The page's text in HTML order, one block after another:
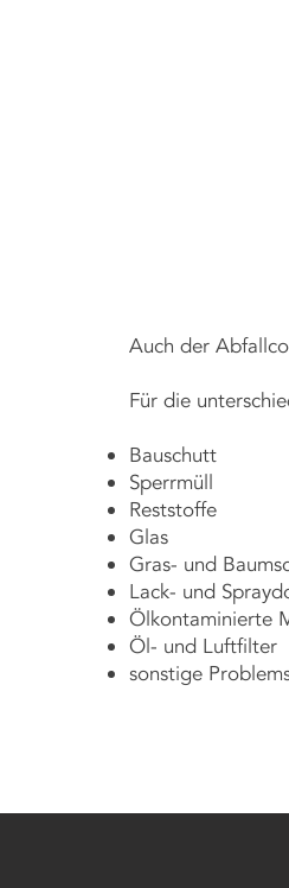
Auch der
Für die
Bauschutt
Sperrmüll
Reststoffe
Glas
Gras- und
Lack- und
Ölkontaminierte
Öl- und Luftfilter
sonstige